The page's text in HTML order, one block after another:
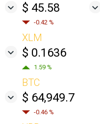
$ 45.58
-0.42 %
XLM
$ 0.1636
1.59 %
BTC
$ 64,949.7
-0.46 %